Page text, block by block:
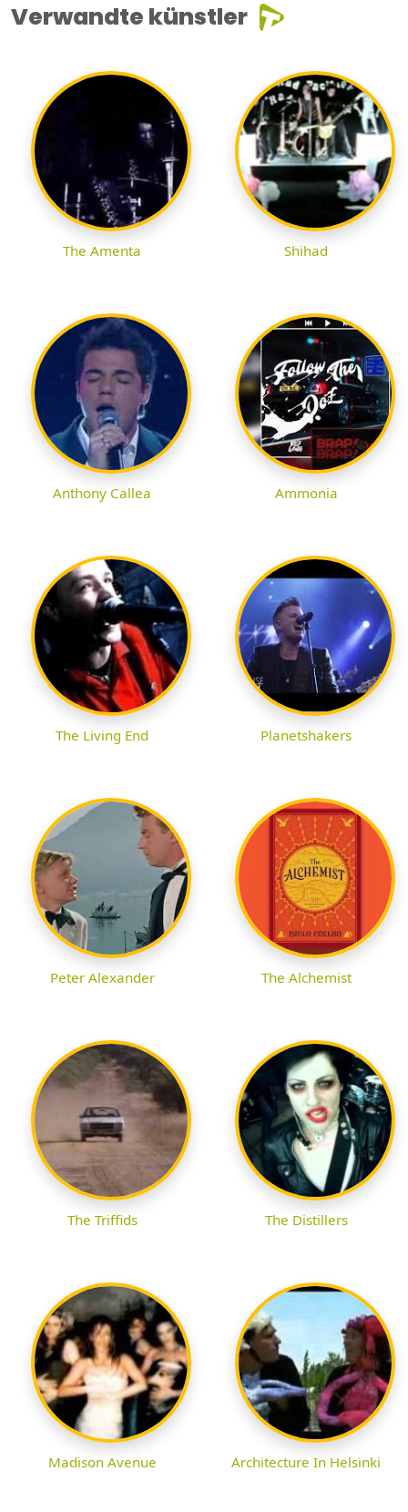
Verwandte künstler
The Amenta Shihad
Anthony Callea Ammonia
The Living End Planetshakers
Peter Alexander The Alchemist
The Triffids The Distillers
Madison Avenue Architecture In Helsinki